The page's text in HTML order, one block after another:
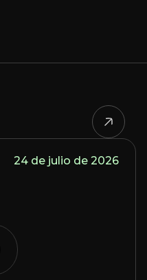
24 de julio de 2026